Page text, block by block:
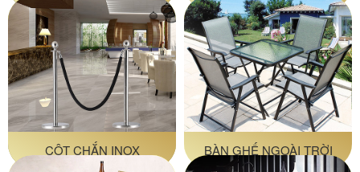
CỘT CHẮN INOX BÀN GHẾ NGOÀI TRỜI